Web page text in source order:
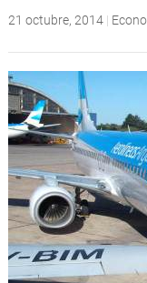
21 octubre, 2014|